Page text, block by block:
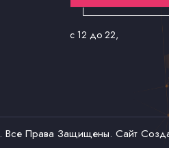
с 12 до 22,
. Все Права Защищены. Сайт